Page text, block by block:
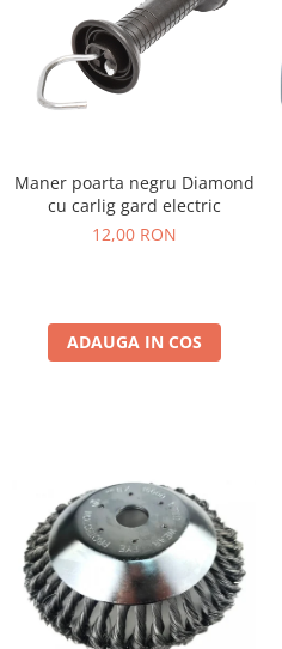
Maner poarta negru Diamond
cu carlig gard electric
12,00 RON
ADAUGA IN COS